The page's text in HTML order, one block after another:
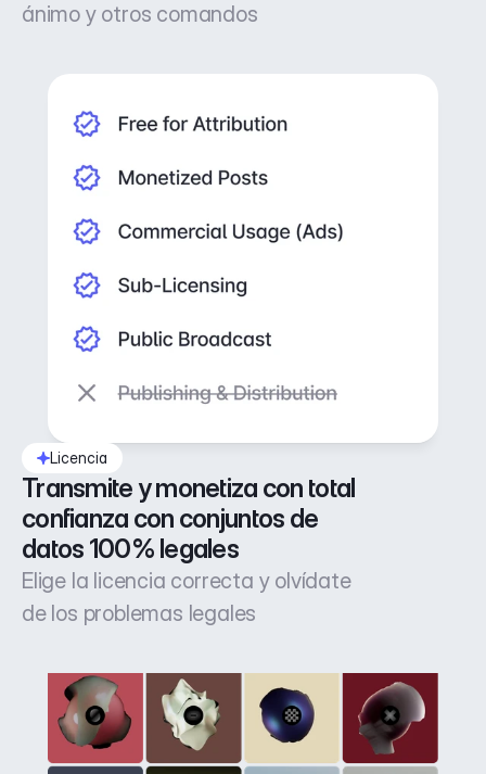
ánimo y otros comandos
Licencia
Transmite y monetiza con total
confianza con conjuntos de
datos 100% legales
Elige la licencia correcta y olvídate
de los problemas legales